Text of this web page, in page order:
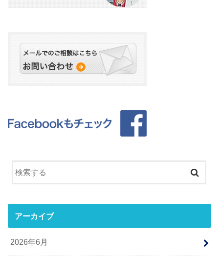
アーカイブ
2026年6月